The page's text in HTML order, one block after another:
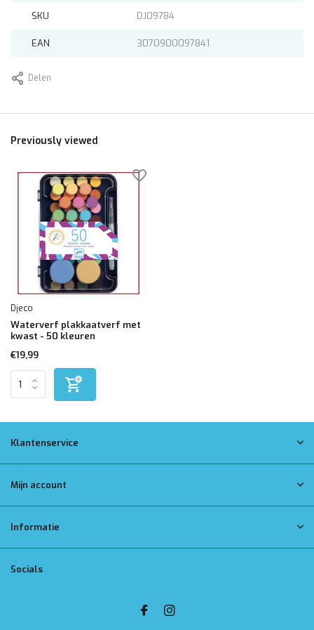
SKU DJ09784
EAN 3070900097841
Delen
Previously viewed
Djeco
Waterverf plakkaatverf met
kwast - 50 kleuren
€19,99
Klantenservice
Mijn account
Informatie
Socials